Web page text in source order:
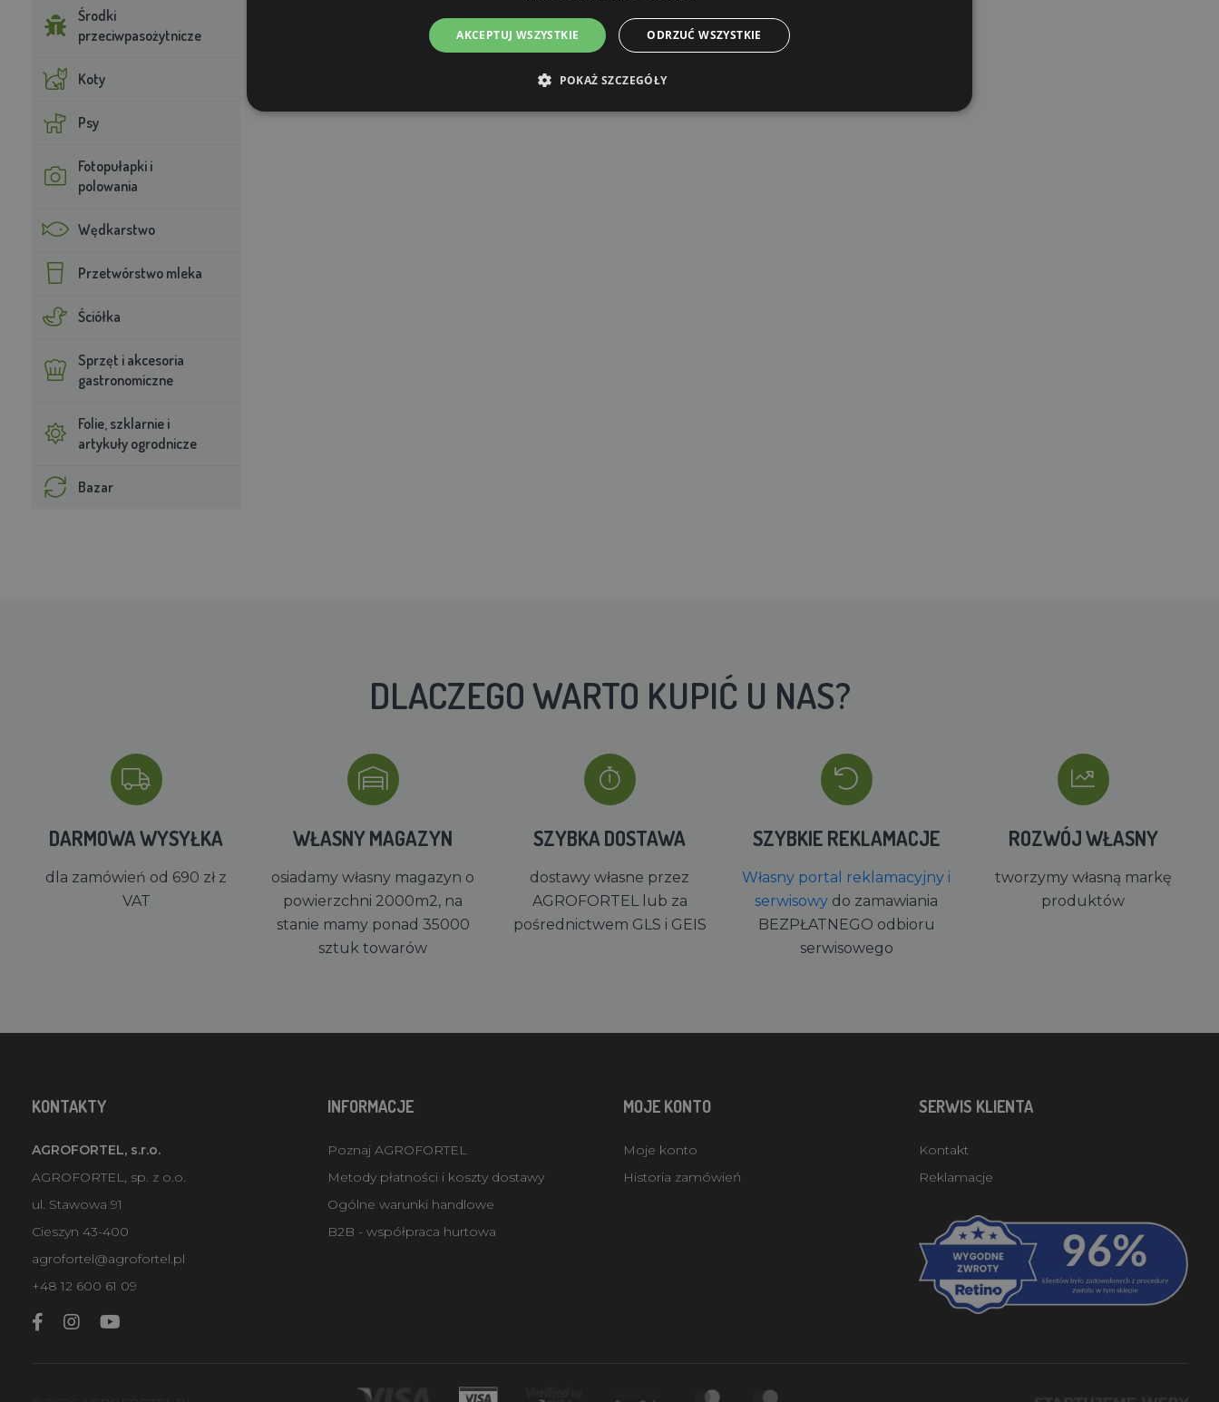
Środki
przeciwpasożytnicze
Koty
Psy
Fotopułapki i
polowania
Wędkarstwo
Przetwórstwo mleka
Ściółka
Sprzęt i akcesoria
gastronomiczne
Folie, szklarnie i
artykuły ogrodnicze
Bazar
DLACZEGO WARTO KUPIĆ U NAS?
DARMOWA WYSYŁKA
dla zamówień od 690 zł z
VAT
WŁASNY MAGAZYN
osiadamy własny magazyn o
powierzchni 2000m2, na
stanie mamy ponad 35000
sztuk towarów
SZYBKA DOSTAWA
dostawy własne przez
AGROFORTEL lub za
pośrednictwem GLS i GEIS
SZYBKIE REKLAMACJE
Własny portal reklamacyjny i
serwisowy do zamawiania
BEZPŁATNEGO odbioru
serwisowego
ROZWÓJ WŁASNY
tworzymy własną markę
produktów
KONTAKTY
AGROFORTEL, s.r.o.
AGROFORTEL, sp. z o.o.
ul. Stawowa 91
Cieszyn 43-400
agrofortel@agrofortel.pl
+48 12 600 61 09
INFORMACJE
Poznaj AGROFORTEL
Metody płatności i koszty dostawy
Ogólne warunki handlowe
B2B - współpraca hurtowa
MOJE KONTO
Moje konto
Historia zamówień
SERWIS KLIENTA
Kontakt
Reklamacje
AKCEPTUJ WSZYSTKIE ODRZUĆ WSZYSTKIE
POKAŻ SZCZEGÓŁY